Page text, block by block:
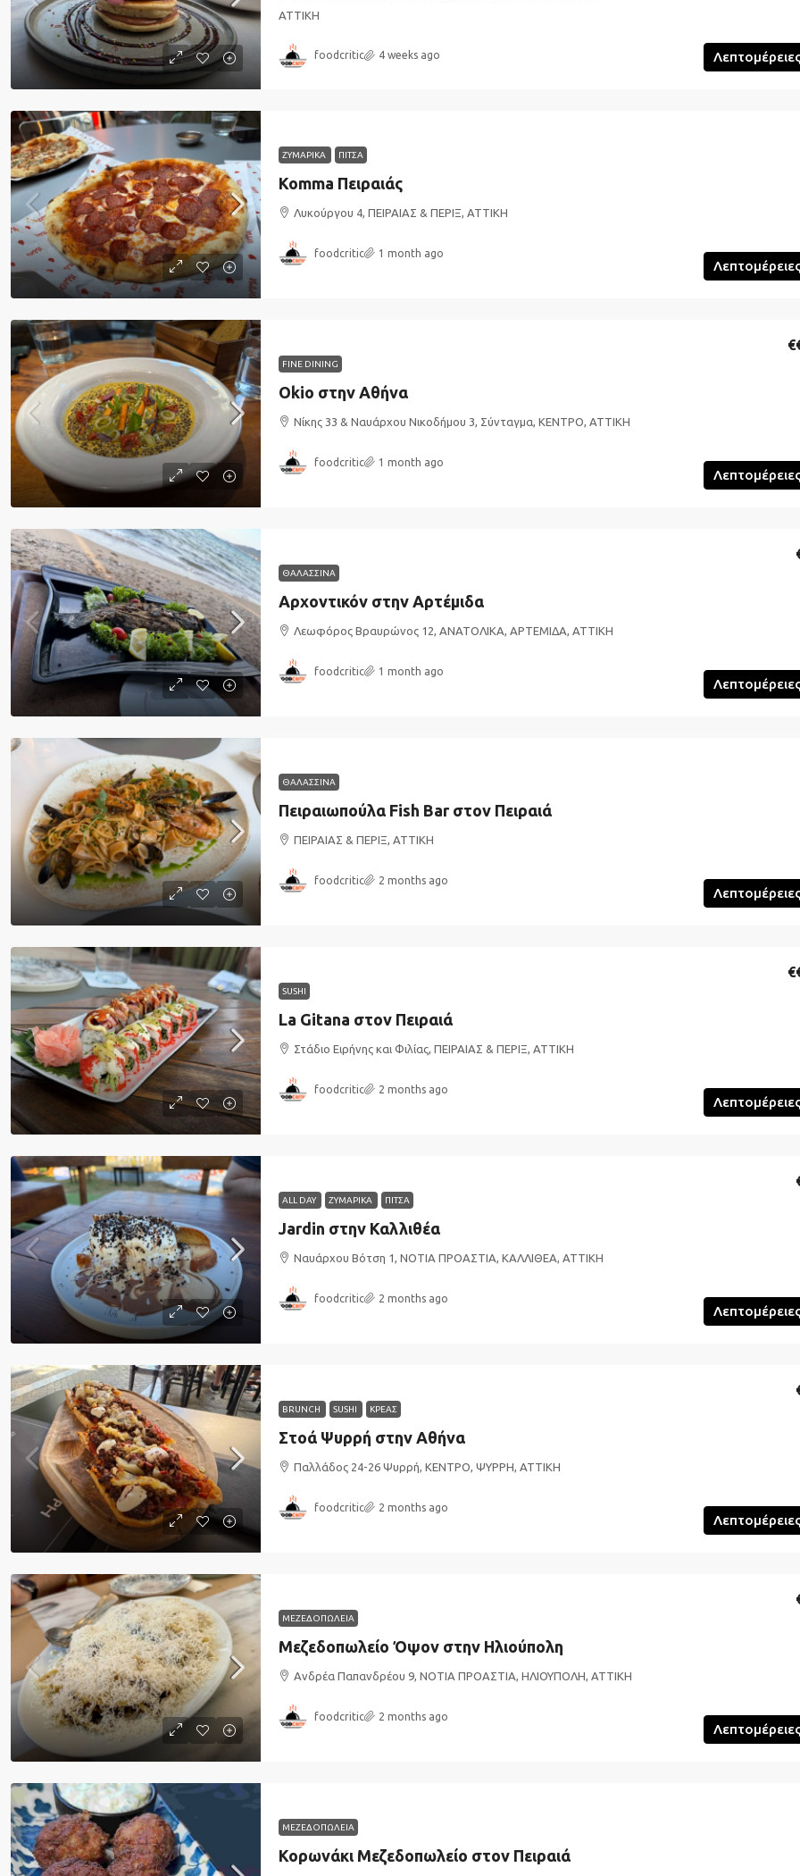
ΑΤΤΙΚΗ
Λεπτομέρειες
foodcritic 4 weeks ago
ΖΥΜΑΡΙΚΑ ΠΙΤΣΑ
Komma Πειραιάς
Λυκούργου 4, ΠΕΙΡΑΙΑΣ & ΠΕΡΙΞ, ΑΤΤΙΚΗ
Λεπτομέρειες
foodcritic 1 month ago
FINE DINING
Okio στην Αθήνα
Νίκης 33 & Ναυάρχου Νικοδήμου 3, Σύνταγμα, ΚΕΝΤΡΟ, ΑΤΤΙΚΗ
Λεπτομέρειες
foodcritic 1 month ago
ΘΑΛΑΣΣΙΝΑ
Αρχοντικόν στην Αρτέμιδα
Λεωφόρος Βραυρώνος 12, ΑΝΑΤΟΛΙΚΑ, ΑΡΤΕΜΙΔΑ, ΑΤΤΙΚΗ
Λεπτομέρειες
foodcritic 1 month ago
ΘΑΛΑΣΣΙΝΑ
Πειραιωπούλα Fish Bar στον Πειραιά
ΠΕΙΡΑΙΑΣ & ΠΕΡΙΞ, ΑΤΤΙΚΗ
Λεπτομέρειες
foodcritic 2 months ago
SUSHI
La Gitana στον Πειραιά
Στάδιο Ειρήνης και Φιλίας, ΠΕΙΡΑΙΑΣ & ΠΕΡΙΞ, ΑΤΤΙΚΗ
Λεπτομέρειες
foodcritic 2 months ago
ALL DAY ΖΥΜΑΡΙΚΑ ΠΙΤΣΑ
Jardin στην Καλλιθέα
Ναυάρχου Βότση 1, ΝΟΤΙΑ ΠΡΟΑΣΤΙΑ, ΚΑΛΛΙΘΕΑ, ΑΤΤΙΚΗ
Λεπτομέρειες
foodcritic 2 months ago
BRUNCH SUSHI ΚΡΕΑΣ
Στοά Ψυρρή στην Αθήνα
Παλλάδος 24-26 Ψυρρή, ΚΕΝΤΡΟ, ΨΥΡΡΗ, ΑΤΤΙΚΗ
Λεπτομέρειες
foodcritic 2 months ago
ΜΕΖΕΔΟΠΩΛΕΙΑ
Μεζεδοπωλείο Όψον στην Ηλιούπολη
Ανδρέα Παπανδρέου 9, ΝΟΤΙΑ ΠΡΟΑΣΤΙΑ, ΗΛΙΟΥΠΟΛΗ, ΑΤΤΙΚΗ
Λεπτομέρειες
foodcritic 2 months ago
ΜΕΖΕΔΟΠΩΛΕΙΑ
Κορωνάκι Μεζεδοπωλείο στον Πειραιά